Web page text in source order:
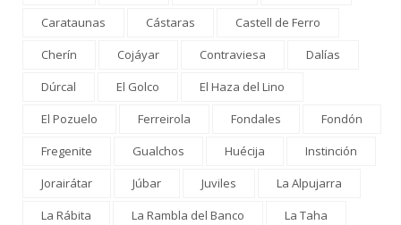
Carataunas
Cástaras
Castell de Ferro
Cherín
Cojáyar Contraviesa
Dalías
Dúrcal
El Golco
El Haza del Lino
El Pozuelo
Ferreirola Fondales
Fondón
Fregenite
Gualchos Huécija
Instinción
Jorairátar
Júbar Juviles
La Alpujarra
La Rábita
La Rambla del Banco
La Taha